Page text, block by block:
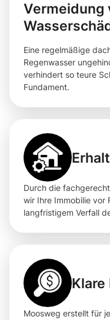
Vermeidung
Eine regelmäßige
Regenwasser
verhindert so teure
Fundament.
Durch die
wir Ihre Immobilie vor
langfristigem Verfall
Klare
Moosweg erstellt für